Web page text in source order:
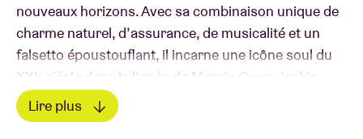
nouveaux horizons. Avec sa combinaison unique de
charme naturel, d’assurance, de musicalité et un
falsetto époustouflant, il incarne une icône soul du
XXIᵉ siècle dans la lignée de Marvin Gaye, Jackie
Wilson ou David Ruffin. Originaire de la banlieue de
Washington D.C., Jalen se passionne très tôt pour la
Lire plus